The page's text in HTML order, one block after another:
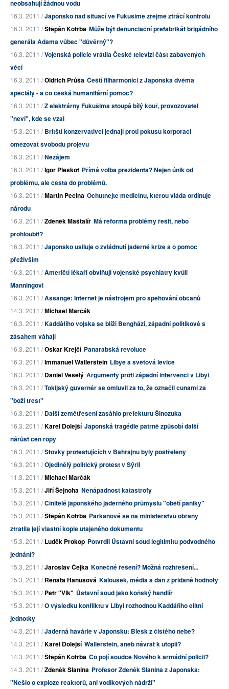
neobsahují žádnou vodu
16.3. 2011 /Japonsko nad situací ve Fukušimě zřejmě ztrácí kontrolu
16.3. 2011 /Štěpán Kotrba Může být denunciační prefabrikát brigádního
generála Adama vůbec "důvěrný"?
16.3. 2011 /Vojenská policie vrátila České televizi část zabavených
věcí
16.3. 2011 /Oldřich Průša Čeští filharmonici z Japonska dvěma
speciály - a co česká humanitární pomoc?
16.3. 2011 /Z elektrárny Fukušima stoupá bílý kouř, provozovatel
"neví", kde se vzal
15.3. 2011 /Britští konzervativci jednají proti pokusu korporací
omezovat svobodu projevu
16.3. 2011 /Nezájem
16.3. 2011 /Igor Pleskot Přímá volba prezidenta? Nejen únik od
problému, ale cesta do problémů.
16.3. 2011 /Martin Pecina Ochutnejte medicínu, kterou vláda ordinuje
národu
16.3. 2011 /Zdeněk Maštalíř Má reforma problémy řešit, nebo
prohloubit?
16.3. 2011 /Japonsko usiluje o zvládnutí jaderné krize a o pomoc
přeživším
16.3. 2011 /Američtí lékaři obviňují vojenské psychiatry kvůli
Manningovi
16.3. 2011 /Assange: Internet je nástrojem pro špehování občanů
14.3. 2011 /Michael Marčák
16.3. 2011 /Kaddáfího vojska se blíží Benghází, západní politikové s
zásahem váhají
16.3. 2011 /Oskar Krejčí Panarabská revoluce
16.3. 2011 /Immanuel Wallerstein Libye a světová levice
16.3. 2011 /Daniel Veselý Argumenty proti západní intervenci v Libyi
16.3. 2011 /Tokijský guvernér se omluvil za to, že označil cunami za
"boží trest"
16.3. 2011 /Další zemětřesení zasáhlo prefekturu Šinozuka
16.3. 2011 /Karel Dolejší Japonská tragédie patrně způsobí další
nárůst cen ropy
16.3. 2011 /Stovky protestujících v Bahrajnu byly postřeleny
16.3. 2011 /Ojedinělý politický protest v Sýrii
11.3. 2011 /Michael Marčák
15.3. 2011 /Jiří Šejnoha Nenápadnost katastrofy
15.3. 2011 /Činitelé japonského jaderného průmyslu "obětí paniky"
15.3. 2011 /Štěpán Kotrba Parkanové se na ministerstvu obrany
ztratila její vlastní kopie utajeného dokumentu
15.3. 2011 /Luděk Prokop Potvrdil Ústavní soud legitimitu podvodného
jednání?
15.3. 2011 /Jaroslav Čejka Konečné řešení? Možná rozhřešení...
15.3. 2011 /Renata Hanušová Kalousek, média a daň z přidané hodnoty
15.3. 2011 /Petr "Vlk" Ústavní soud jako koňský handlíř
15.3. 2011 /O výsledku konfliktu v Libyi rozhodnou Kaddáfího elitní
jednotky
14.3. 2011 /Jaderná havárie v Japonsku: Blesk z čistého nebe?
14.3. 2011 /Karel Dolejší Wallerstein, aneb návrat k utopii?
14.3. 2011 /Štěpán Kotrba Co pojí soudce Nového k armádní policii?
14.3. 2011 /Zdeněk Slanina Profesor Zdeněk Slanina z Japonska:
"Nešlo o exploze reaktorů, ani vodíkových nádrží"